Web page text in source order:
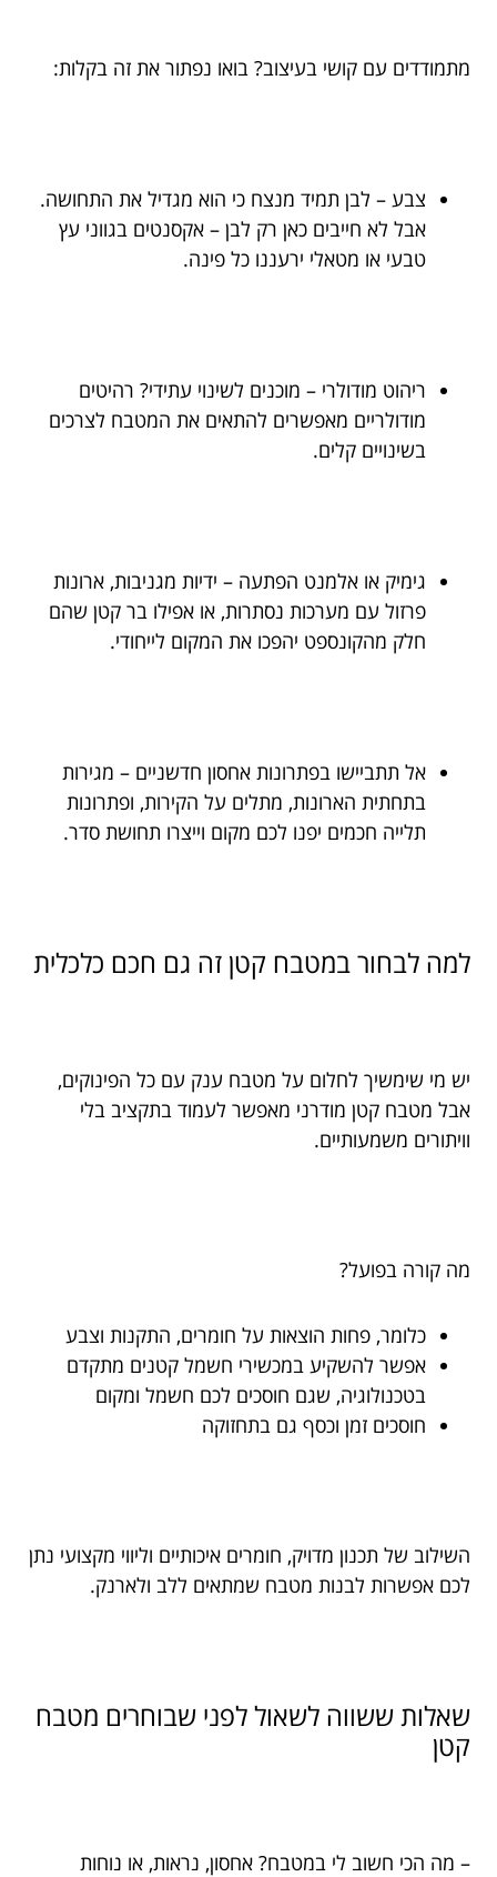
מתמודדים עם קושי בעיצוב? בואו נפתור את זה בקלות:
צבע – לבן תמיד מנצח כי הוא מגדיל את התחושה.
אבל לא חייבים כאן רק לבן – אקסנטים בגווני עץ
טבעי או מטאלי ירעננו כל פינה.
ריהוט מודולרי – מוכנים לשינוי עתידי? רהיטים
מודולריים מאפשרים להתאים את המטבח לצרכים
בשינויים קלים.
גימיק או אלמנט הפתעה – ידיות מגניבות, ארונות
פרזול עם מערכות נסתרות, או אפילו בר קטן שהם
חלק מהקונספט יהפכו את המקום לייחודי.
אל תתביישו בפתרונות אחסון חדשניים – מגירות
בתחתית הארונות, מתלים על הקירות, ופתרונות
תלייה חכמים יפנו לכם מקום וייצרו תחושת סדר.
למה לבחור במטבח קטן זה גם חכם כלכלית
יש מי שימשיך לחלום על מטבח ענק עם כל הפינוקים,
אבל מטבח קטן מודרני מאפשר לעמוד בתקציב בלי
וויתורים משמעותיים.
מה קורה בפועל?
כלומר, פחות הוצאות על חומרים, התקנות וצבע
אפשר להשקיע במכשירי חשמל קטנים מתקדם
בטכנולוגיה, שגם חוסכים לכם חשמל ומקום
חוסכים זמן וכסף גם בתחזוקה
השילוב של תכנון מדויק, חומרים איכותיים וליווי מקצועי נתן
לכם אפשרות לבנות מטבח שמתאים ללב ולארנק.
שאלות ששווה לשאול לפני שבוחרים מטבח
קטן
– מה הכי חשוב לי במטבח? אחסון, נראות, או נוחות